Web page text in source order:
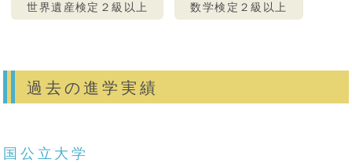
世界遺産検定２級以上 数学検定２級以上
過去の進学実績
国公立大学